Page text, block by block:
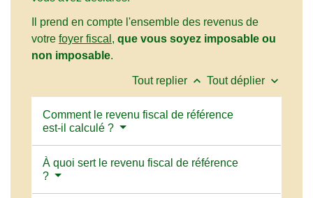
Il prend en compte l'ensemble des revenus de
votre foyer fiscal , que vous soyez imposable ou
non imposable.
Tout replier keyboard_arrow_up Tout déplier keyboard_arrow_down
Comment le revenu fiscal de référence
est-il calculé ?
À quoi sert le revenu fiscal de référence
?